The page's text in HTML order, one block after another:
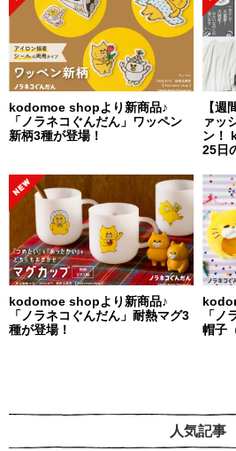
kodomoe shopより新商品♪
「ノラネコぐんだん」ワッペン
新柄3種が登場！
【週
ァッ
ン！
25日
kodomoe shopより新商品♪
「ノラネコぐんだん」耐熱マグ3
種が登場！
「ノ
帽子
人気記事